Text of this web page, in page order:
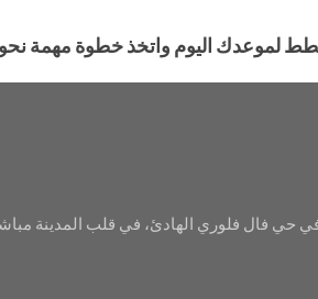
لموعدك اليوم واتخذ خطوة مهمة
في حي فال فلوري الهادئ، في قلب المدينة